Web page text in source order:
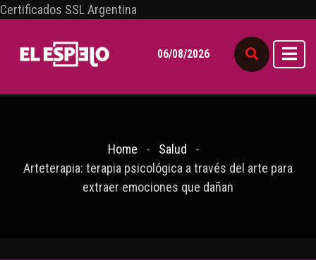
Certificados SSL Argentina
06/08/2026
Home
Salud
Arteterapia: terapia psicológica a través del arte para
extraer emociones que dañan